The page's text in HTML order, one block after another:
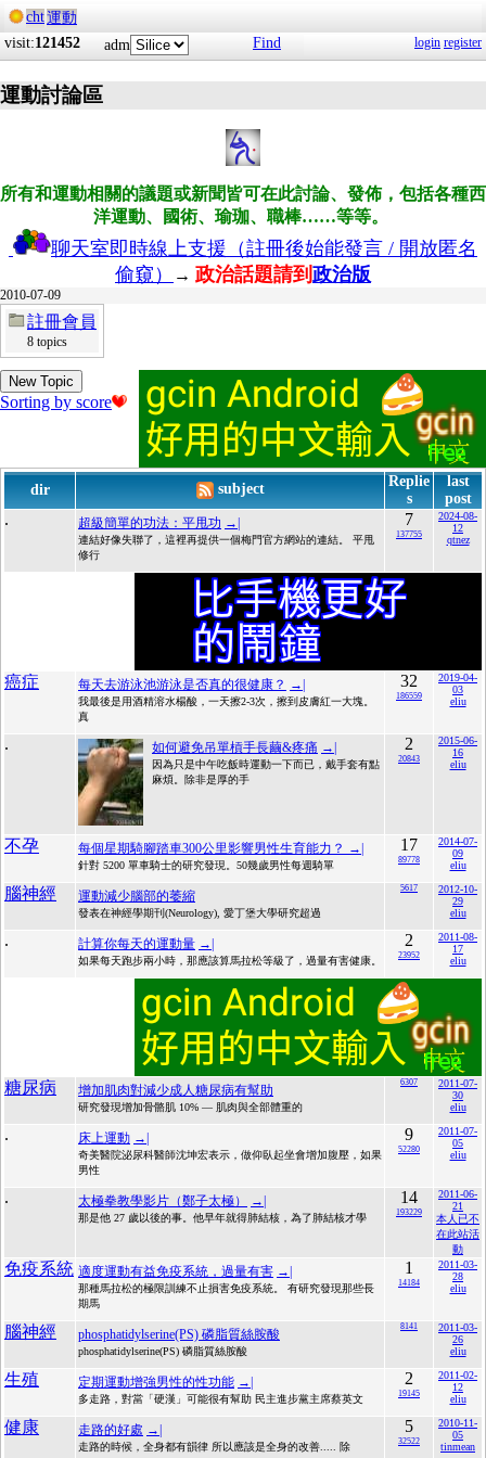
cht運動
visit:121452 adm Find login register
運動討論區
所有和運動相關的議題或新聞皆可在此討論、發佈，包括各種西
洋運動、國術、瑜珈、職棒……等等。
聊天室即時線上支援（註冊後始能發言 / 開放匿名
偷窺）
→ 政治話題請到 政治版
2010-07-09
註冊會員
8 topics
New Topic
Sorting by score
dir subject
Replie
s
last
post
. 超級簡單的功法：平甩功 →|
連結好像失聯了，這裡再提供一個梅門官方網站的連結。 平甩
修行
7
137755
2024-08-
12
qtnez
癌症 每天去游泳池游泳是否真的很健康？ →|
我最後是用酒精溶水楊酸，一天擦2-3次，擦到皮膚紅一大塊。
真
32
186559
2019-04-
03
eliu
. 如何避免吊單槓手長繭&疼痛 →|
因為只是中午吃飯時運動一下而已，戴手套有點
麻煩。除非是厚的手
2
20843
2015-06-
16
eliu
不孕 每個星期騎腳踏車300公里影響男性生育能力？ →|
針對 5200 單車騎士的研究發現。50幾歲男性每週騎單
17
89778
2014-07-
09
eliu
腦神經 運動減少腦部的萎縮
發表在神經學期刊(Neurology), 愛丁堡大學研究超過
5617
2012-10-
29
eliu
. 計算你每天的運動量 →|
如果每天跑步兩小時，那應該算馬拉松等級了，過量有害健康。
2
23952
2011-08-
17
eliu
糖尿病 增加肌肉對減少成人糖尿病有幫助
研究發現增加骨骼肌 10% — 肌肉與全部體重的
6307
2011-07-
30
eliu
. 床上運動 →|
奇美醫院泌尿科醫師沈坤宏表示，做仰臥起坐會增加腹壓，如果
男性
9
52280
2011-07-
05
eliu
. 太極拳教學影片（鄭子太極） →|
那是他 27 歲以後的事。他早年就得肺結核，為了肺結核才學
14
193229
2011-06-
21
本人已不
在此站活
動
免疫系統 適度運動有益免疫系統，過量有害 →|
那種馬拉松的極限訓練不止損害免疫系統。 有研究發現那些長
期馬
1
14184
2011-03-
28
eliu
腦神經 phosphatidylserine(PS) 磷脂質絲胺酸
phosphatidylserine(PS) 磷脂質絲胺酸
8141
2011-03-
26
eliu
生殖 定期運動增強男性的性功能 →|
多走路，對當「硬漢」可能很有幫助 民主進步黨主席蔡英文
2
19145
2011-02-
12
eliu
健康 走路的好處 →|
走路的時候，全身都有韻律 所以應該是全身的改善..... 除
5
32522
2010-11-
05
tinmean